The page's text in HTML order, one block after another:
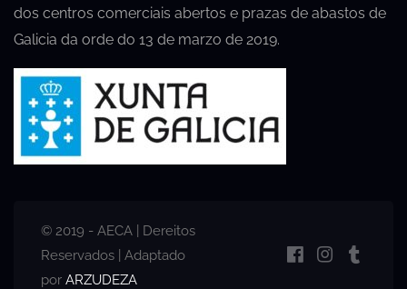
dos centros comerciais abertos e prazas de abastos de
Galicia da orde do 13 de marzo de 2019.
© 2019 - AECA | Dereitos
Reservados | Adaptado
por ARZUDEZA